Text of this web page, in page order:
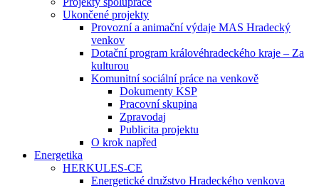
Ukončené projekty
Provozní a animační výdaje MAS Hradecký
venkov
Dotační program královéhradeckého kraje – Za
kulturou
Komunitní sociální práce na venkově
Dokumenty KSP
Pracovní skupina
Zpravodaj
Publicita projektu
O krok napřed
Energetika
HERKULES-CE
Energetické družstvo Hradeckého venkova